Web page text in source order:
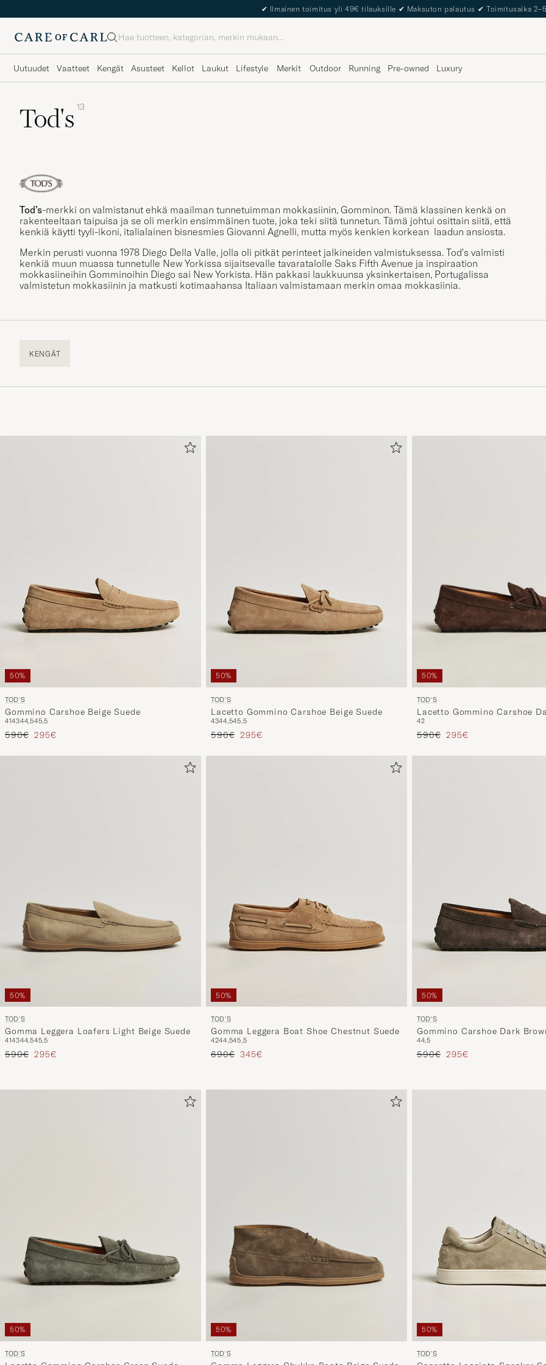
✔ Ilmainen toimitus yli 49€ tilauksille ✔ Maksuton palautus ✔ Toimitusaika
Haku
Uutuudet Vaatteet Kengät Asusteet Kellot Laukut Lifestyle Merkit Outdoor Running Pre-owned Luxury
Tod's 13
Tod’s-merkki on valmistanut ehkä maailman tunnetuimman mokkasiinin, Gomminon. Tämä klassinen kenkä on
rakenteeltaan taipuisa ja se oli merkin ensimmäinen tuote, joka teki siitä tunnetun. Tämä johtui osittain siitä, että
kenkiä käytti tyyli-ikoni, italialainen bisnesmies Giovanni Agnelli, mutta myös kenkien korkean laadun ansiosta.
Merkin perusti vuonna 1978 Diego Della Valle, jolla oli pitkät perinteet jalkineiden valmistuksessa. Tod's valmisti
kenkiä muun muassa tunnetulle New Yorkissa sijaitsevalle tavaratalolle Saks Fifth Avenue ja inspiraation
mokkasiineihin Gomminoihin Diego sai New Yorkista. Hän pakkasi laukkuunsa yksinkertaisen, Portugalissa
valmistetun mokkasiinin ja matkusti kotimaahansa Italiaan valmistamaan merkin omaa mokkasiinia.
KENGÄT
50%
TOD'S
Gommino Carshoe Beige Suede
414344,545,5
Tavallinen hinta
590€ Alennettu hinta
295€
50%
TOD'S
Lacetto Gommino Carshoe Beige Suede
4344,545,5
Tavallinen hinta
590€ Alennettu hinta
295€
50%
TOD'S
Lacetto Gommino Carshoe
Suede
42
Tavallinen hinta
590€ Alennettu hinta
295€
50%
TOD'S
Gomma Leggera Loafers Light Beige Suede
414344,545,5
Tavallinen hinta
590€ Alennettu hinta
295€
50%
TOD'S
Gomma Leggera Boat Shoe Chestnut Suede
4244,545,5
Tavallinen hinta
690€ Alennettu hinta
345€
50%
TOD'S
Gommino Carshoe Dark
44,5
Tavallinen hinta
590€ Alennettu hinta
295€
50%
TOD'S
50%
TOD'S
50%
TOD'S